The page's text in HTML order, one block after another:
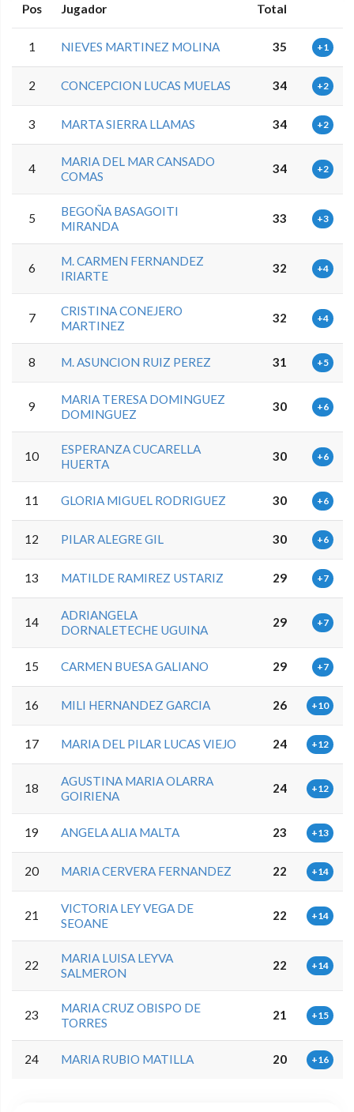
Pos Jugador Total
1 NIEVES MARTINEZ MOLINA 35 +1
2 CONCEPCION LUCAS MUELAS 34 +2
3 MARTA SIERRA LLAMAS 34 +2
4
MARIA DEL MAR CANSADO
COMAS
34 +2
5
BEGOÑA BASAGOITI
MIRANDA
33 +3
6
M. CARMEN FERNANDEZ
IRIARTE
32 +4
7
CRISTINA CONEJERO
MARTINEZ
32 +4
8 M. ASUNCION RUIZ PEREZ 31 +5
9
MARIA TERESA DOMINGUEZ
DOMINGUEZ
30 +6
10
ESPERANZA CUCARELLA
HUERTA
30 +6
11 GLORIA MIGUEL RODRIGUEZ 30 +6
12 PILAR ALEGRE GIL 30 +6
13 MATILDE RAMIREZ USTARIZ 29 +7
14
ADRIANGELA
DORNALETECHE UGUINA
29 +7
15 CARMEN BUESA GALIANO 29 +7
16 MILI HERNANDEZ GARCIA 26 +10
17 MARIA DEL PILAR LUCAS VIEJO 24 +12
18
AGUSTINA MARIA OLARRA
GOIRIENA
24 +12
19 ANGELA ALIA MALTA 23 +13
20 MARIA CERVERA FERNANDEZ 22 +14
21
VICTORIA LEY VEGA DE
SEOANE
22 +14
22
MARIA LUISA LEYVA
SALMERON
22 +14
23
MARIA CRUZ OBISPO DE
TORRES
21 +15
24 MARIA RUBIO MATILLA 20 +16